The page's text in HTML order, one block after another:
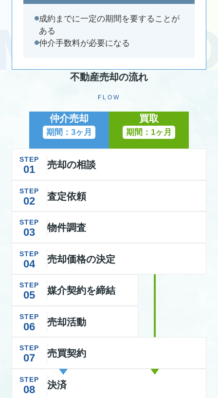
成約までに一定の期間を要することが
ある
仲介手数料が必要になる
不動産売却の流れ
FLOW
仲介売却
期間：3ヶ月
買取
期間：1ヶ月
STEP
01 売却の相談
STEP
02 査定依頼
STEP
03 物件調査
STEP
04 売却価格の決定
STEP
05 媒介契約を締結
STEP
06 売却活動
STEP
07 売買契約
STEP
08 決済